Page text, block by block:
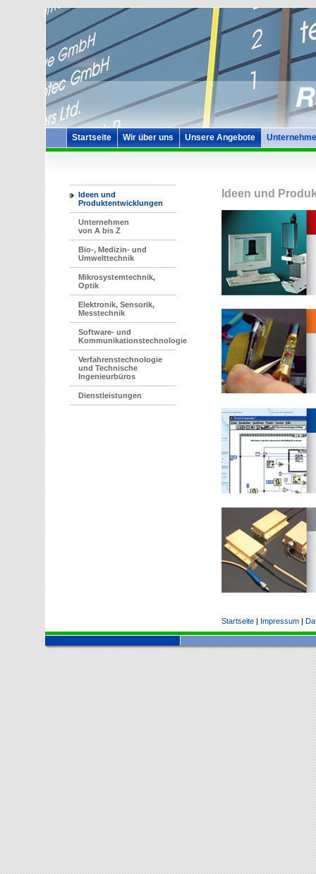
Startseite Wir über uns Unsere Angebote
Ideen und
Produktentwicklungen
Unternehmen
von A bis Z
Bio-, Medizin- und
Umwelttechnik
Mikrosystemtechnik,
Optik
Elektronik, Sensorik,
Messtechnik
Software- und
Kommunikationstechnologie
Verfahrenstechnologie
und Technische
Ingenieurbüros
Dienstleistungen
Ideen und
Startseite| Impressum|